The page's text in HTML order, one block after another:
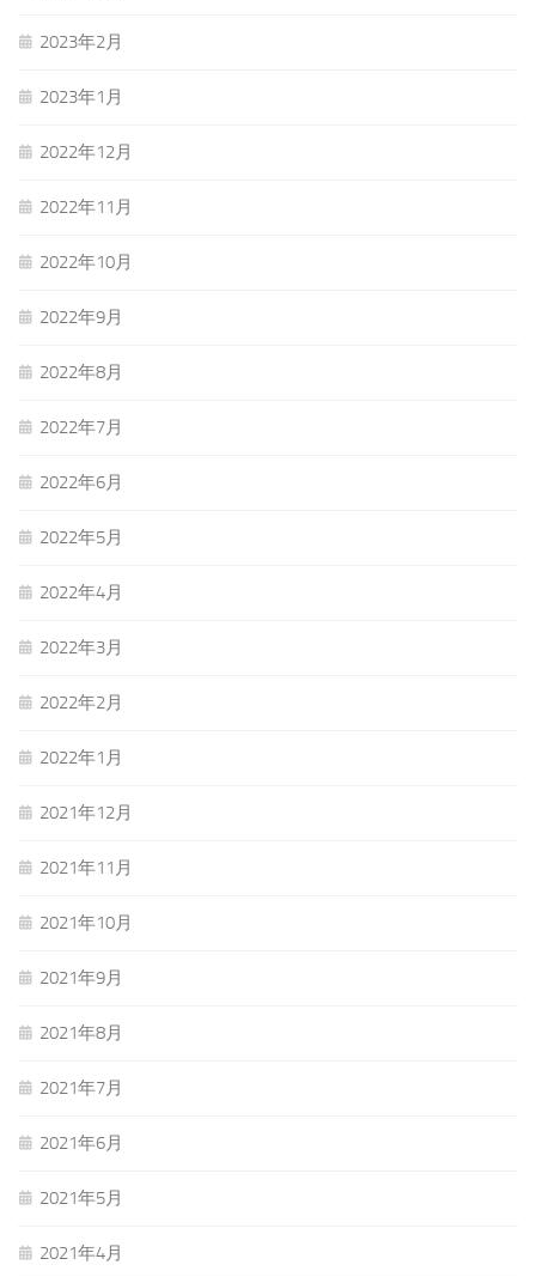
2023年2月
2023年1月
2022年12月
2022年11月
2022年10月
2022年9月
2022年8月
2022年7月
2022年6月
2022年5月
2022年4月
2022年3月
2022年2月
2022年1月
2021年12月
2021年11月
2021年10月
2021年9月
2021年8月
2021年7月
2021年6月
2021年5月
2021年4月